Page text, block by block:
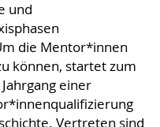
und
die Mentor*innen
können, startet zum
einer
Vertreten sind